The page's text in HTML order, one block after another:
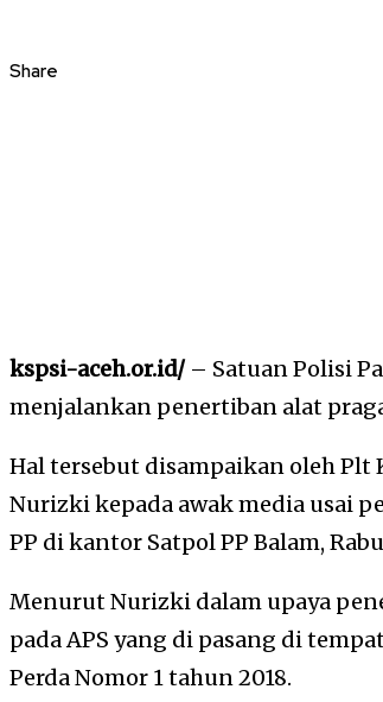
Share
kspsi-aceh.or.id/– Satuan Polisi
menjalankan penertiban alat
Hal tersebut disampaikan oleh Plt
Nurizki kepada awak media usai
PP di kantor Satpol PP Balam,
Menurut Nurizki dalam upaya
pada APS yang di pasang di
Perda Nomor 1 tahun 2018.